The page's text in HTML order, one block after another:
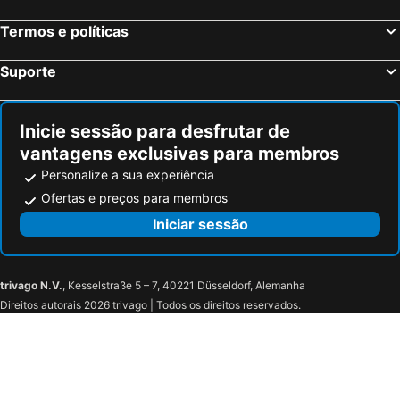
Termos e políticas
Suporte
Inicie sessão para desfrutar de
vantagens exclusivas para membros
Personalize a sua experiência
Ofertas e preços para membros
Iniciar sessão
trivago N.V., Kesselstraße 5 – 7, 40221 Düsseldorf, Alemanha
Direitos autorais 2026 trivago | Todos os direitos reservados.